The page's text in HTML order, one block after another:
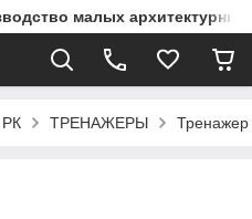
малых
ТРЕНАЖЕРЫ